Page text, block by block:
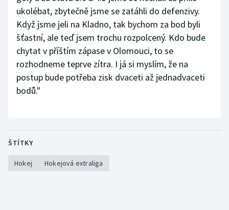
ukolébat, zbytečně jsme se zatáhli do defenzivy.
Když jsme jeli na Kladno, tak bychom za bod byli
šťastní, ale teď jsem trochu rozpolcený. Kdo bude
chytat v příštím zápase v Olomouci, to se
rozhodneme teprve zítra. I já si myslím, že na
postup bude potřeba zisk dvaceti až jednadvaceti
bodů."
ŠTÍTKY
Hokej Hokejová extraliga